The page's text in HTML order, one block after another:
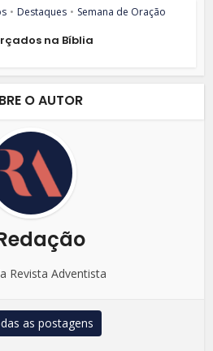
• Destaques • Semana de Oração
na Bíblia
O AUTOR
Revista Adventista
as postagens